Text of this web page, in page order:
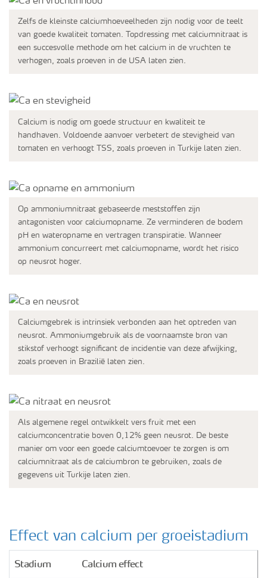
Zelfs de kleinste calciumhoeveelheden zijn nodig voor de teelt
van goede kwaliteit tomaten. Topdressing met calciumnitraat is
een succesvolle methode om het calcium in de vruchten te
verhogen, zoals proeven in de USA laten zien.
Calcium is nodig om goede structuur en kwaliteit te
handhaven. Voldoende aanvoer verbetert de stevigheid van
tomaten en verhoogt TSS, zoals proeven in Turkije laten zien.
Op ammoniumnitraat gebaseerde meststoffen zijn
antagonisten voor calciumopname. Ze verminderen de bodem
pH en wateropname en vertragen transpiratie. Wanneer
ammonium concurreert met calciumopname, wordt het risico
op neusrot hoger.
Calciumgebrek is intrinsiek verbonden aan het optreden van
neusrot. Ammoniumgebruik als de voornaamste bron van
stikstof verhoogt significant de incidentie van deze afwijking,
zoals proeven in Brazilië laten zien.
Als algemene regel ontwikkelt vers fruit met een
calciumconcentratie boven 0,12% geen neusrot. De beste
manier om voor een goede calciumtoevoer te zorgen is om
calciumnitraat als de calciumbron te gebruiken, zoals de
gegevens uit Turkije laten zien.
Effect van calcium per groeistadium
Stadium Calcium effect